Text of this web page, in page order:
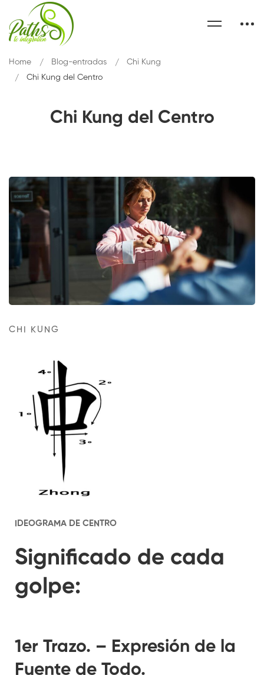
Chi Kung del Centro
Home Blog-entradas
Chi Kung
Chi Kung del Centro
CHI KUNG
IDEOGRAMA DE CENTRO
Significado de cada
golpe:
1er Trazo. – Expresión de la
Fuente de Todo.